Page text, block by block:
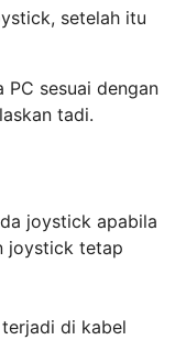
setelah itu
sesuai dengan
tadi.
joystick apabila
joystick tetap
di kabel